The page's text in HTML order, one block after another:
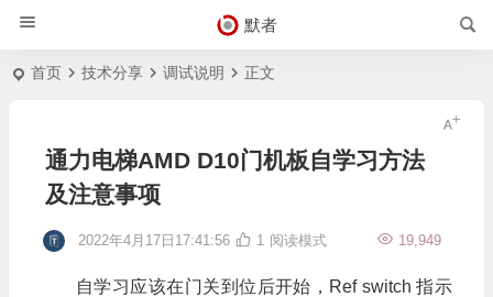
默者
首页 技术分享 调试说明 正文
通力电梯AMD D10门机板自学习方法
及注意事项
2022年4月17日17:41:56 19,949
1 阅读模式
自学习应该在门关到位后开始，Ref switch 指示